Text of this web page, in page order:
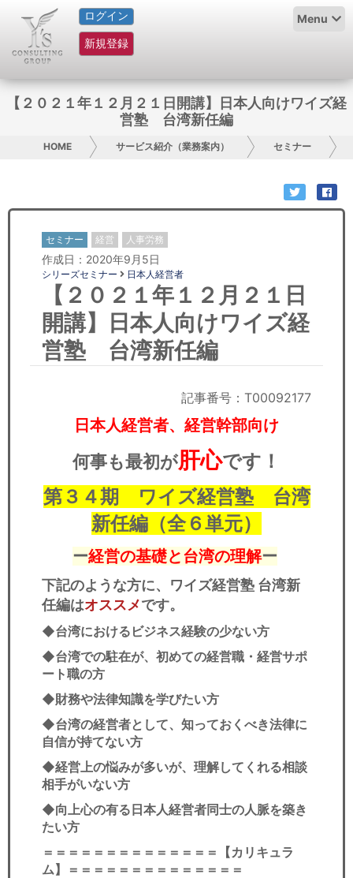
ログイン
新規登録
Menu
HOME
サービス紹介
お問い合わせ
日本人にPR
コンサルティング
リサーチ
セミナー
飲食店情報
【２０２１年１２月２１日開講】日本人向けワイズ経
営塾 台湾新任編
HOME サービス紹介（業務案内） セミナー
セミナー 経営 人事労務
作成日：2020年9月5日
シリーズセミナー 日本人経営者
【２０２１年１２月２１日
開講】日本人向けワイズ経
営塾 台湾新任編
記事番号：T00092177
日本人経営者、経営幹部向け
何事も最初が肝心です！
第３４期 ワイズ経営塾 台湾
新任編（全６単元）
ー経営の基礎と台湾の理解ー
下記のような方に、ワイズ経営塾 台湾新
任編はオススメです。
◆台湾におけるビジネス経験の少ない方
◆台湾での駐在が、初めての経営職・経営サポ
ート職の方
◆財務や法律知識を学びたい方
◆台湾の経営者として、知っておくべき法律に
自信が持てない方
◆経営上の悩みが多いが、理解してくれる相談
相手がいない方
◆向上心の有る日本人経営者同士の人脈を築き
たい方
＝＝＝＝＝＝＝＝＝＝＝＝＝＝
【カリキュラ
ム】
＝＝＝＝＝＝＝＝＝＝＝＝＝＝